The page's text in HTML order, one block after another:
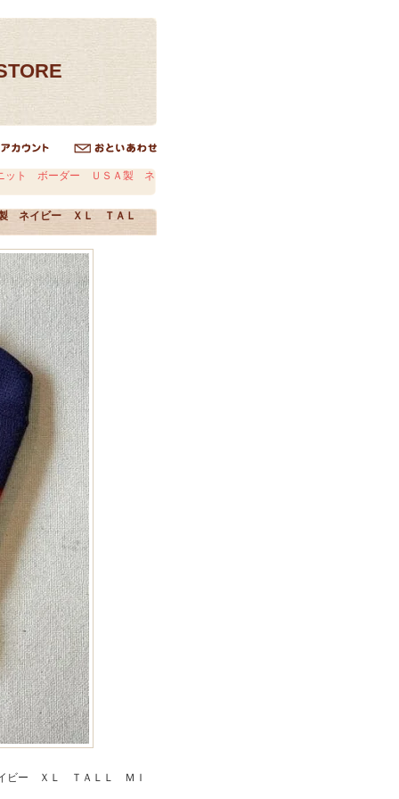
ット ボーダー ＵＳＡ製 ネ
製 ネイビー ＸＬ ＴＡＬ
ビー ＸＬ ＴＡＬＬ ＭＩ